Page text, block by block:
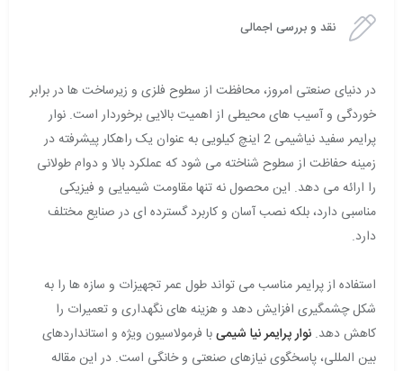
نقد و بررسی اجمالی
در دنیای صنعتی امروز، محافظت از سطوح فلزی و زیرساخت ها در برابر
خوردگی و آسیب های محیطی از اهمیت بالایی برخوردار است. نوار
پرایمر سفید نیاشیمی 2 اینچ کیلویی به عنوان یک راهکار پیشرفته در
زمینه حفاظت از سطوح شناخته می شود که عملکرد بالا و دوام طولانی
را ارائه می دهد. این محصول نه تنها مقاومت شیمیایی و فیزیکی
مناسبی دارد، بلکه نصب آسان و کاربرد گسترده ای در صنایع مختلف
دارد.
استفاده از پرایمر مناسب می تواند طول عمر تجهیزات و سازه ها را به
شکل چشمگیری افزایش دهد و هزینه های نگهداری و تعمیرات را
کاهش دهد. نوار پرایمر نیا شیمیبا فرمولاسیون ویژه و استانداردهای
بین المللی، پاسخگوی نیازهای صنعتی و خانگی است. در این مقاله